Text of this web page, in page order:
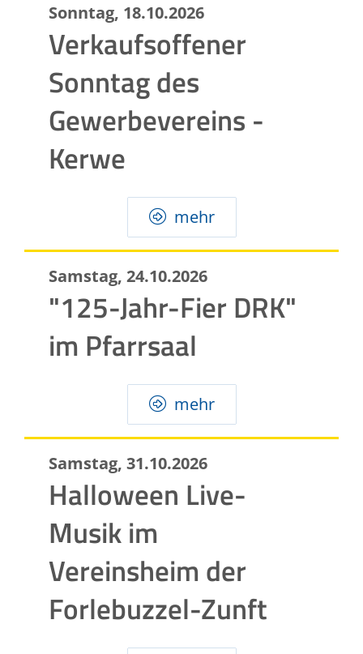
Verkaufsoffener
Sonntag des
Gewerbevereins -
Kerwe
Sonntag, 18.10.2026
mehr
"125-Jahr-Fier DRK"
im Pfarrsaal
Samstag, 24.10.2026
mehr
Halloween Live-
Musik im
Vereinsheim der
Forlebuzzel-Zunft
Samstag, 31.10.2026